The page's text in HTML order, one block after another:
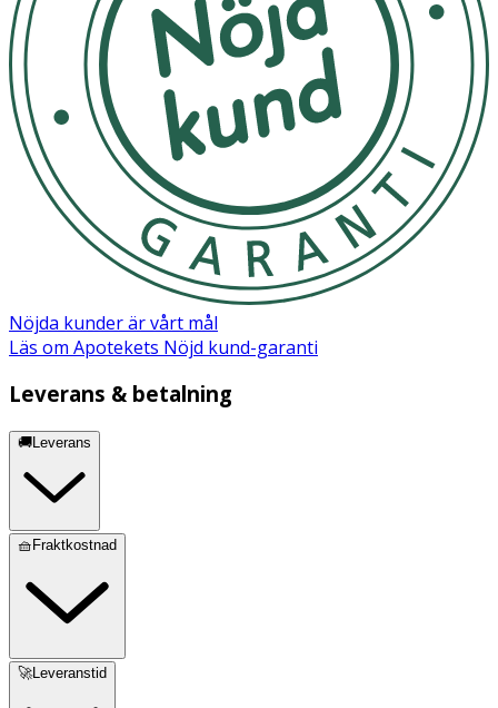
Nöjda kunder är vårt mål
Läs om Apotekets Nöjd kund-garanti
Leverans & betalning
🚚Leverans
🧺Fraktkostnad
🚀Leveranstid